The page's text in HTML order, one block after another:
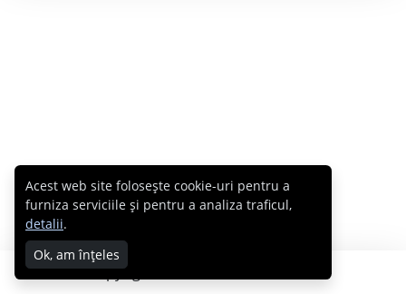
Copyright © 2007 - 2026 Cabral.ro
Acest web site folosește cookie-uri pentru a
furniza serviciile și pentru a analiza traficul,
detalii.
Ok, am înțeles